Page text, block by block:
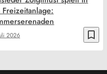
bookmark_border
2026